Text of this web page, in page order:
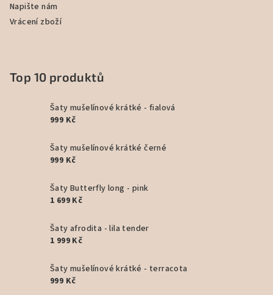
Napište nám
Vrácení zboží
Top 10 produktů
Šaty mušelínové krátké - fialová
999 Kč
Šaty mušelínové krátké černé
999 Kč
Šaty Butterfly long - pink
1 699 Kč
Šaty afrodita - lila tender
1 999 Kč
Šaty mušelínové krátké - terracota
999 Kč